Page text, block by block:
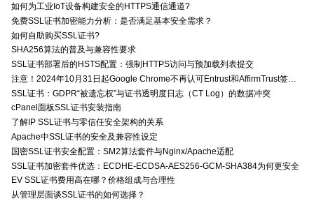
如何为工业IoT设备构建安全的HTTPS通信通道?
免费SSL证书加密能力分析：是否满足基本安全需求？
如何自助购买SSL证书?
SHA256算法的普及与兼容性要求
SSL证书部署后的HSTS配置：强制HTTPS访问与预加载列表提交
注意！2024年10月31日起Google Chrome不再认可Entrust和AffirmTrust签发的TLS证书
SSL证书：GDPR“被遗忘权”与证书透明度日志（CT Log）的数据冲突
cPanel面板SSL证书安装指南
了解IP SSL证书与零信任安全架构的关系
Apache中SSL证书的安全及兼容性设定
国密SSL证书安全配置：SM2算法套件与Nginx/Apache适配
SSL证书加密套件优选：ECDHE-ECDSA-AES256-GCM-SHA384为何更安全
EV SSL证书费用高在哪？价格组成与合理性
从管理层面谈SSL证书的如何选择？